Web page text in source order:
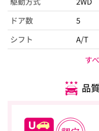
ドア数
5
シフト
A/T
す
品